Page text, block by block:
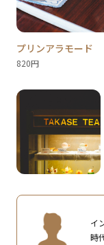
プリンアラモード
820円
イ
時